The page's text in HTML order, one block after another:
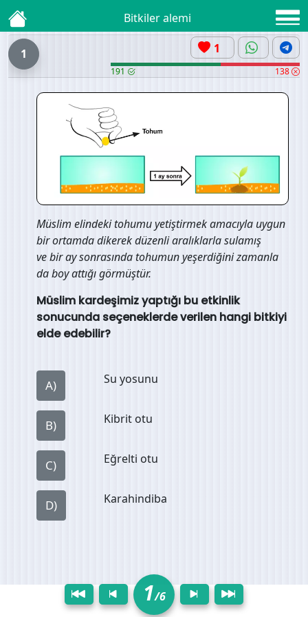
Bitkiler alemi
1 1
191 138
Müslim elindeki tohumu yetiştirmek amacıyla uygun
bir ortamda dikerek düzenli aralıklarla sulamış
ve bir ay sonrasında tohumun yeşerdiğini zamanla
da boy attığı görmüştür.
Müslim kardeşimiz yaptığı bu etkinlik
sonucunda seçeneklerde verilen hangi bitkiyi
elde edebilir?
A) Su yosunu
B) Kibrit otu
C) Eğrelti otu
D) Karahindiba
1/6